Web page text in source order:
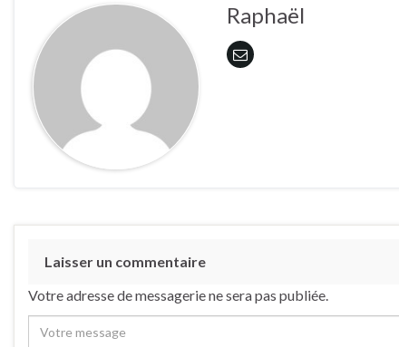
Raphaël
Laisser un commentaire
Votre adresse de messagerie ne sera pas publiée.